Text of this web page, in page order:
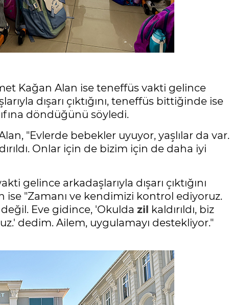
Kağan Alan ise teneffüs vakti gelince
dışarı çıktığını, teneffüs bittiğinde ise
döndüğünü söyledi.
"Evlerde bebekler uyuyor, yaşlılar da var.
Onlar için de bizim için de daha iyi
gelince arkadaşlarıyla dışarı çıktığını
ise "Zamanı ve kendimizi kontrol ediyoruz.
Eve gidince, 'Okulda zil kaldırıldı, biz
dedim. Ailem, uygulamayı destekliyor."